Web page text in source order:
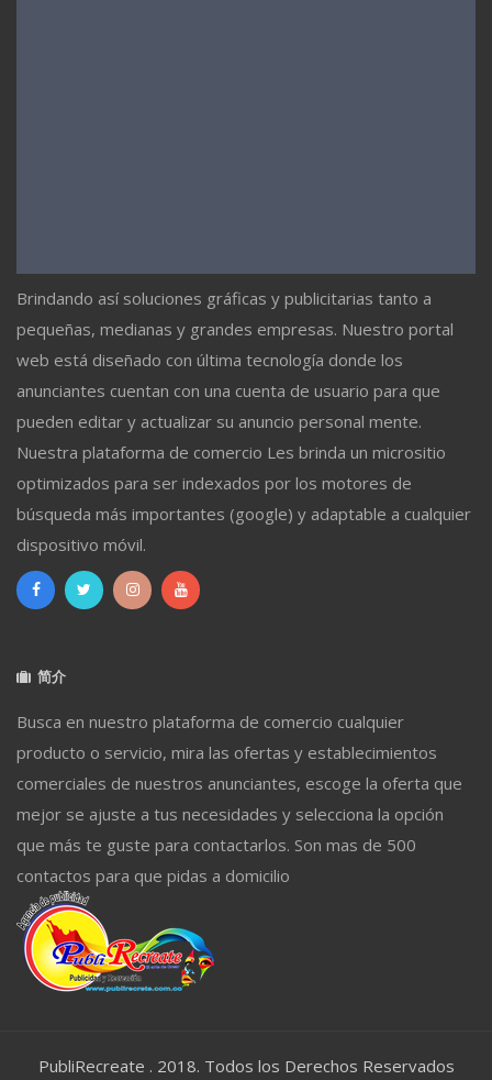
Brindando así soluciones gráficas y publicitarias tanto a
pequeñas, medianas y grandes empresas. Nuestro portal
web está diseñado con última tecnología donde los
anunciantes cuentan con una cuenta de usuario para que
pueden editar y actualizar su anuncio personal mente.
Nuestra plataforma de comercio Les brinda un micrositio
optimizados para ser indexados por los motores de
búsqueda más importantes (google) y adaptable a cualquier
dispositivo móvil.
简介
Busca en nuestro plataforma de comercio cualquier
producto o servicio, mira las ofertas y establecimientos
comerciales de nuestros anunciantes, escoge la oferta que
mejor se ajuste a tus necesidades y selecciona la opción
que más te guste para contactarlos. Son mas de 500
contactos para que pidas a domicilio
PubliRecreate . 2018. Todos los Derechos Reservados